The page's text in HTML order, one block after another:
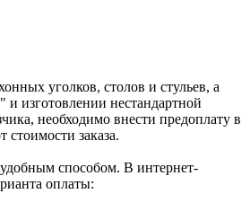
уголков, столов и стульев, а
изготовлении нестандартной
необходимо внести предоплату в
стоимости заказа.
способом. В интернет-
оплаты: